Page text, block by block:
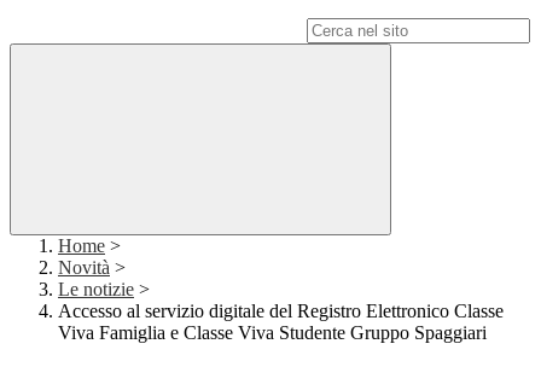
Home >
Novità >
Le notizie >
Accesso al servizio digitale del Registro Elettronico Classe
Viva Famiglia e Classe Viva Studente Gruppo Spaggiari